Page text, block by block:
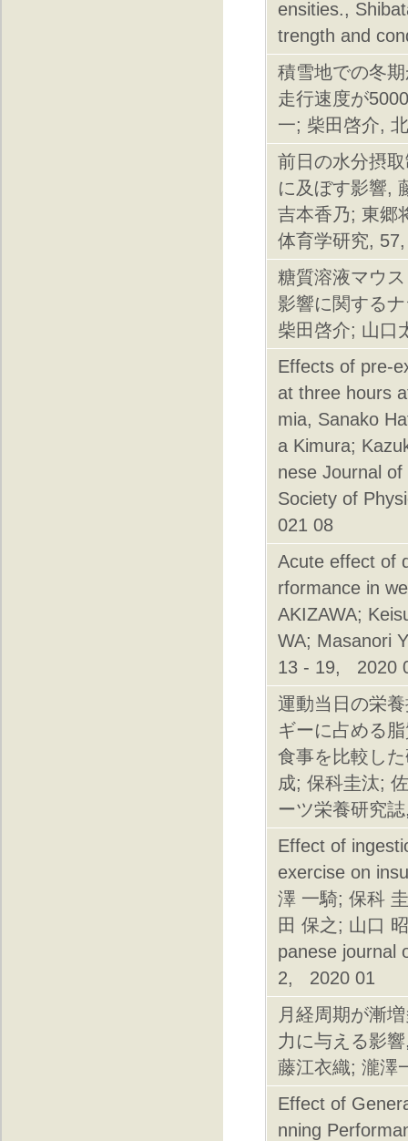
ensities.,
trength and
積雪地での冬
走行速度が
一; 柴田啓介,
前日の水分摂
に及ぼす影響,
吉本香乃; 東郷
体育学研究,
糖質溶液マウ
影響に関する
柴田啓介; 山口
Effects of pre-
at three hours
mia, Sanako
a Kimura;
nese Journal
Society of
021 08
Acute effect of
rformance in
AKIZAWA;
WA; Masanori
13 - 19, 2020
運動当日の栄
ギーに占める
食事を比較し
成; 保科圭汰;
ーツ栄養研究
Effect of
exercise on
澤 一騎; 保科
田 保之; 山口
panese journal
2, 2020 01
月経周期が漸
力に与える影
藤江衣織; 瀧澤
Effect of
nning